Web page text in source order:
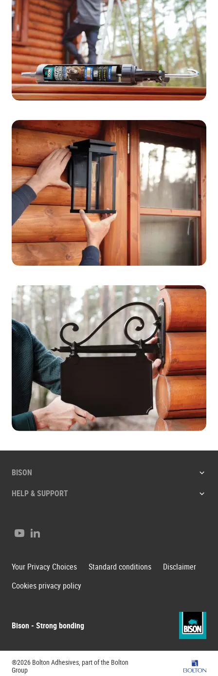
BISON
HELP & SUPPORT
Bison - Strong bonding
YoutubeLinkedIn
Your Privacy Choices Standard conditions
Disclaimer
Cookies privacy policy
®2026 Bolton Adhesives, part of the Bolton
Group
Bolton